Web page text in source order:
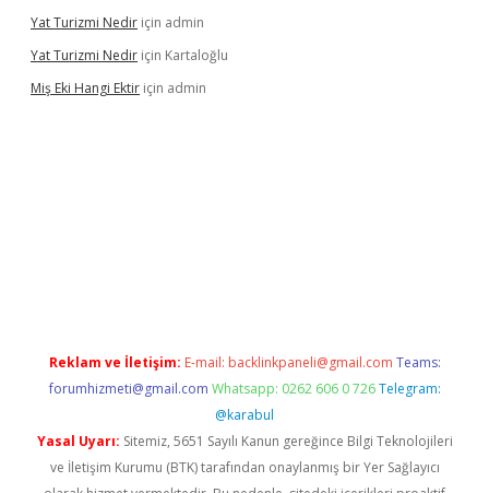
Yat Turizmi Nedir için admin
Yat Turizmi Nedir için Kartaloğlu
Miş Eki Hangi Ektir için admin
Reklam ve İletişim: E-mail: backlinkpaneli@gmail.com Teams:
forumhizmeti@gmail.com Whatsapp: 0262 606 0 726 Telegram:
@karabul
Yasal Uyarı: Sitemiz, 5651 Sayılı Kanun gereğince Bilgi Teknolojileri
ve İletişim Kurumu (BTK) tarafından onaylanmış bir Yer Sağlayıcı